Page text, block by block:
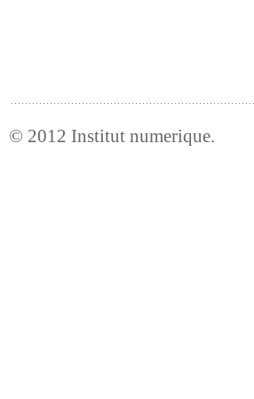
© 2012 Institut numerique.